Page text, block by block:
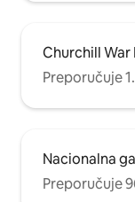
Churchill War
Preporučuje
Nacionalna
Preporučuje